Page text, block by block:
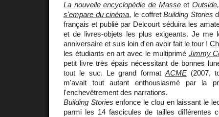
La nouvelle encyclopédie de Masseet
s'empare du cinéma, le coffretBuilding Stories
français et publié par Delcourt séduira les
et de livres-objets les plus exigeants. Je me
anniversaire et suis loin d'en avoir fait le tour !
les étudiants en art avec le multiprimé Jimmy
petit livre très épais nécessitant de bonnes
tout le suc. Le grand format ACME(2007,
m'avait tout autant enthousiasmé par la
l'enchevêtrement des narrations.
Building Stories enfonce le clou en laissant le
parmi les 14 fascicules de tailles différentes